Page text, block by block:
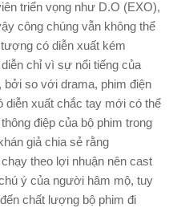
triển vọng như D.O (EXO),
công chúng vẫn không thể
có diễn xuất kém
chỉ vì sự nổi tiếng của
bởi so với drama, phim điện
diễn xuất chắc tay mới có thể
điệp của bộ phim trong
giả chia sẻ rằng
theo lợi nhuận nên cast
ý của người hâm mộ, tuy
chất lượng bộ phim đi